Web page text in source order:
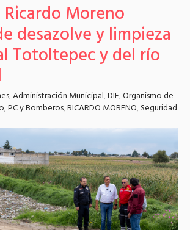
Ricardo Moreno
desazolve y limpieza
Totoltepec y del río
,Administración Municipal,DIF,Organismo de
,PC y Bomberos,RICARDO MORENO,Seguridad